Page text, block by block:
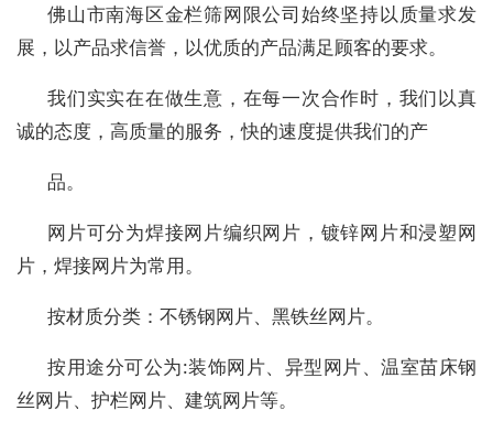
佛山市南海区金栏筛网限公司始终坚持以质量求发
展，以产品求信誉，以优质的产品满足顾客的要求。
我们实实在在做生意，在每一次合作时，我们以真
诚的态度，高质量的服务，快的速度提供我们的产
品。
网片可分为焊接网片编织网片，镀锌网片和浸塑网
片，焊接网片为常用。
按材质分类：不锈钢网片、黑铁丝网片。
按用途分可公为:装饰网片、异型网片、温室苗床钢
丝网片、护栏网片、建筑网片等。